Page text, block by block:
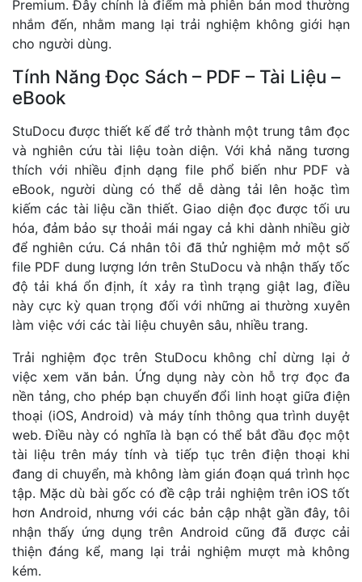
Premium. Đây chính là điểm mà phiên bản mod thường
nhắm đến, nhằm mang lại trải nghiệm không giới hạn
cho người dùng.
Tính Năng Đọc Sách – PDF – Tài Liệu –
eBook
StuDocu được thiết kế để trở thành một trung tâm đọc
và nghiên cứu tài liệu toàn diện. Với khả năng tương
thích với nhiều định dạng file phổ biến như PDF và
eBook, người dùng có thể dễ dàng tải lên hoặc tìm
kiếm các tài liệu cần thiết. Giao diện đọc được tối ưu
hóa, đảm bảo sự thoải mái ngay cả khi dành nhiều giờ
để nghiên cứu. Cá nhân tôi đã thử nghiệm mở một số
file PDF dung lượng lớn trên StuDocu và nhận thấy tốc
độ tải khá ổn định, ít xảy ra tình trạng giật lag, điều
này cực kỳ quan trọng đối với những ai thường xuyên
làm việc với các tài liệu chuyên sâu, nhiều trang.
Trải nghiệm đọc trên StuDocu không chỉ dừng lại ở
việc xem văn bản. Ứng dụng này còn hỗ trợ đọc đa
nền tảng, cho phép bạn chuyển đổi linh hoạt giữa điện
thoại (iOS, Android) và máy tính thông qua trình duyệt
web. Điều này có nghĩa là bạn có thể bắt đầu đọc một
tài liệu trên máy tính và tiếp tục trên điện thoại khi
đang di chuyển, mà không làm gián đoạn quá trình học
tập. Mặc dù bài gốc có đề cập trải nghiệm trên iOS tốt
hơn Android, nhưng với các bản cập nhật gần đây, tôi
nhận thấy ứng dụng trên Android cũng đã được cải
thiện đáng kể, mang lại trải nghiệm mượt mà không
kém.